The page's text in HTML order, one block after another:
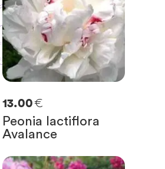
13.00€
Peonia lactiflora
Avalance